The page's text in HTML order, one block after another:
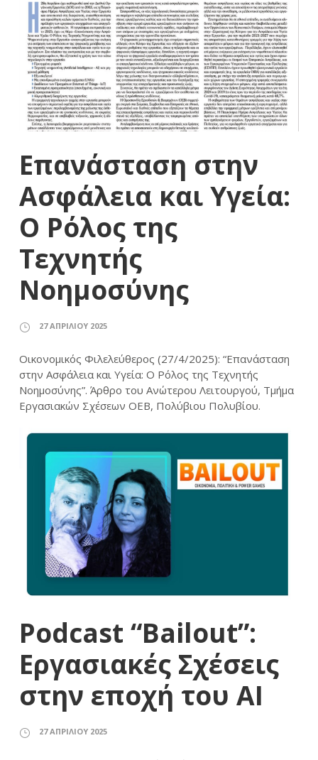
Επανάσταση στην
Ασφάλεια και Υγεία:
Ο Ρόλος της
Τεχνητής
Νοημοσύνης
27 ΑΠΡΙΛΊΟΥ 2025
Οικονομικός Φιλελεύθερος (27/4/2025): “Επανάσταση
στην Ασφάλεια και Υγεία: Ο Ρόλος της Τεχνητής
Νοημοσύνης”. Άρθρο του Ανώτερου Λειτουργού, Τμήμα
Εργασιακών Σχέσεων ΟΕΒ, Πολύβιου Πολυβίου.
Podcast “Bailout”:
Εργασιακές Σχέσεις
στην εποχή του AI
27 ΑΠΡΙΛΊΟΥ 2025